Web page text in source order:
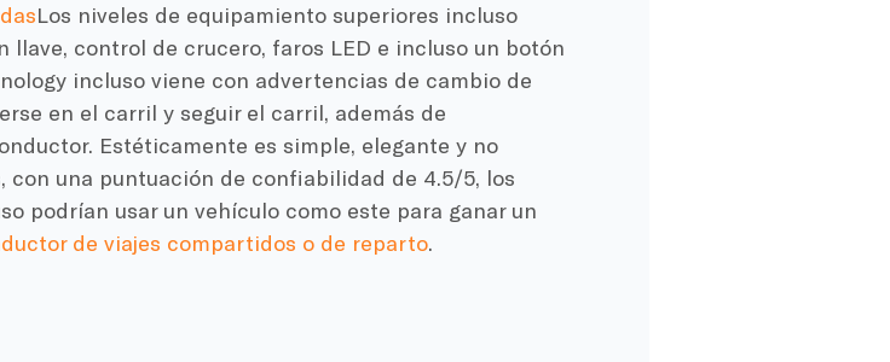
Los niveles de equipamiento superiores incluso
llave, control de crucero, faros LED e incluso un botón
incluso viene con advertencias de cambio de
en el carril y seguir el carril, además de
Estéticamente es simple, elegante y no
con una puntuación de confiabilidad de 4.5/5, los
podrían usar un vehículo como este para ganar un
de viajes compartidos o de reparto.